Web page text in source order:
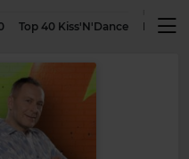
Top 40 Kiss'N'Dance